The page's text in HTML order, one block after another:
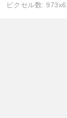
ピクセル数: